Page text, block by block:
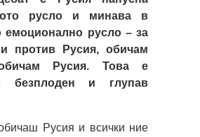
русло и минава в
емоционално русло – за
против Русия, обичам
Русия. Това е
безплоден и глупав
Русия и всички ние